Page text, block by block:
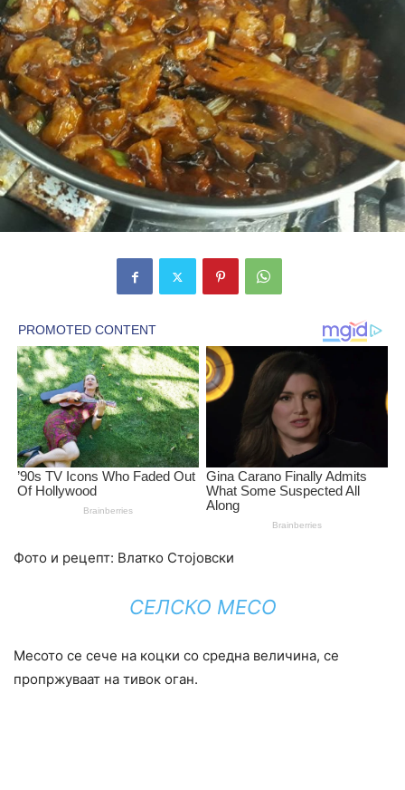
Фото и рецепт: Влатко Стојовски
СЕЛСКО МЕСО
Месото се сече на коцки со средна величина, се
пропржуваат на тивок оган.